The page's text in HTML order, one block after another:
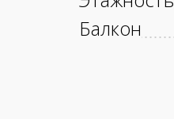
Балкон